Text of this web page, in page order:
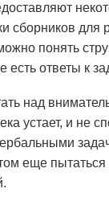
сборников для
понять
есть ответы к
над
устает, и не
еще